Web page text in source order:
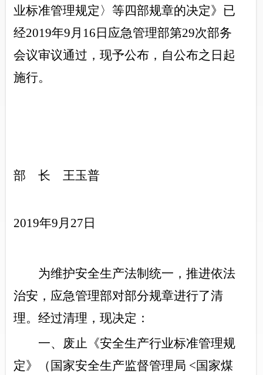
业标准管理规定〉等四部规章的决定》已
经2019年9月16日应急管理部第29次部务
会议审议通过，现予公布，自公布之日起
施行。
部 长 王玉普
2019年9月27日
为维护安全生产法制统一，推进依法
治安，应急管理部对部分规章进行了清
理。经过清理，现决定：
一、废止《安全生产行业标准管理规
定》（国家安全生产监督管理局 <国家煤